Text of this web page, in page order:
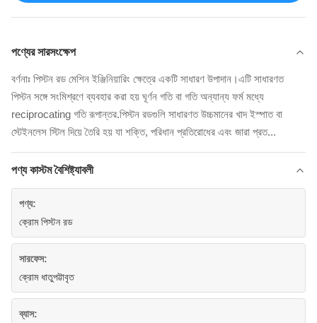
পণ্যের সারসংক্ষেপ
বর্ণনাঃ পিস্টন রড মেশিন ইঞ্জিনিয়ারিং ক্ষেত্রে একটি সাধারণ উপাদান।এটি সাধারণত
পিস্টন সঙ্গে সংমিশ্রণে ব্যবহার করা হয় ঘূর্ণন গতি বা গতি অন্যান্য ফর্ম মধ্যে
reciprocating গতি রূপান্তর.পিস্টন রডগুলি সাধারণত উচ্চমানের খাদ ইস্পাত বা
স্টেইনলেস স্টিল দিয়ে তৈরি হয় যা শক্তি, পরিধান প্রতিরোধের এবং জারা প্রত...
পণ্য কাস্টম বৈশিষ্ট্যাবলী
পণ্য:
ক্রোম পিস্টন রড
সারফেস:
ক্রোম ধাতুপট্টাবৃত
ব্যাস: